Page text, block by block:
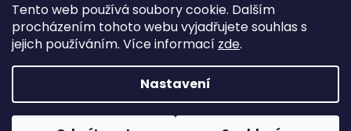
Tento web používá soubory cookie. Dalším
procházením tohoto webu vyjadřujete souhlas s
jejich používáním. Více informací zde.
Nastavení
Vytvořil Shoptet Premium